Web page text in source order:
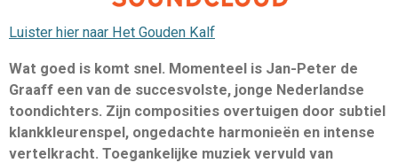
Luister hier naar Het Gouden Kalf
Wat goed is komt snel. Momenteel is Jan-Peter de
Graaff een van de succesvolste, jonge Nederlandse
toondichters. Zijn composities overtuigen door subtiel
klankkleurenspel, ongedachte harmonieën en intense
vertelkracht. Toegankelijke muziek vervuld van